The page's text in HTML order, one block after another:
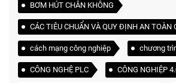
BƠM HÚT CHÂN KHÔNG
CÁC TIÊU CHUẨN VÀ QUY ĐỊNH AN TOÀN
cách mạng công nghiệp chương
CÔNG NGHỆ PLC CÔNG NGHIỆP